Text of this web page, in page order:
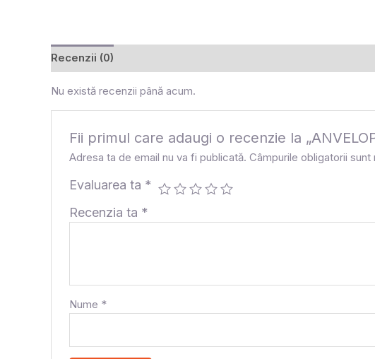
Recenzii (0)
Nu există recenzii până acum.
Fii primul care adaugi o recenzie la
Adresa ta de email nu va fi publicată. Câmpurile obligatorii sunt
Evaluarea ta *
Recenzia ta *
Nume *